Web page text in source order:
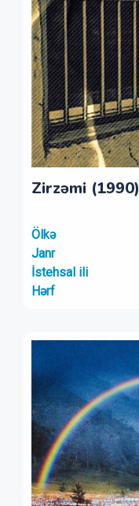
Zirzəmi (1990)
Ölkə
Janr
İstehsal ili
Hərf